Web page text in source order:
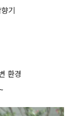
기
환경